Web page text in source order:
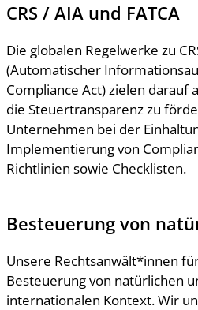
CRS / AIA und FATCA
Die globalen Regelwerke zu
(Automatischer
Compliance Act) zielen darauf
die Steuertransparenz zu
Unternehmen bei der
Implementierung von
Richtlinien sowie Checklisten.
Besteuerung von
Unsere Rechtsanwält*innen
Besteuerung von natürlichen
internationalen Kontext. Wir